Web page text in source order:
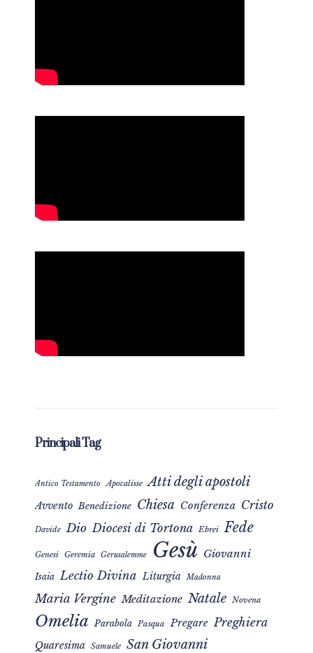
Principali Tag
Antico Testamento Apocalisse Atti degli apostoli
Avvento Benedizione Chiesa Conferenza Cristo
Davide Dio Diocesi di Tortona Ebrei Fede
Genesi Geremia Gerusalemme Gesù Giovanni
Isaia Lectio Divina Liturgia Madonna
Maria Vergine Meditazione Natale Novena
Omelia Parabola Pasqua Pregare Preghiera
Quaresima Samuele San Giovanni